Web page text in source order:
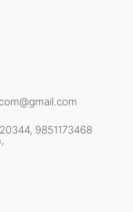
9851173468